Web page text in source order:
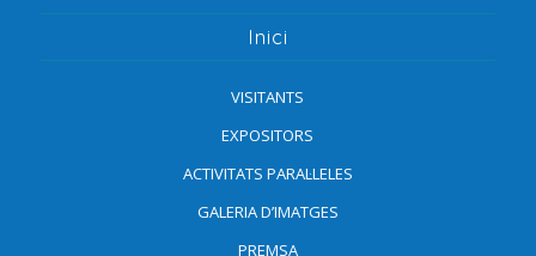
Inici
VISITANTS
EXPOSITORS
ACTIVITATS PARAL·LELES
GALERIA D’IMATGES
PREMSA